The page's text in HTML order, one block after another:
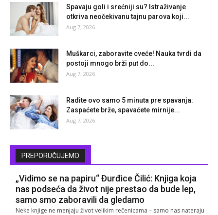
Spavaju goli i srećniji su? Istraživanje
otkriva neočekivanu tajnu parova koji...
Aug 7, 2026
Muškarci, zaboravite cveće! Nauka tvrdi da
postoji mnogo brži put do...
Aug 7, 2026
Radite ovo samo 5 minuta pre spavanja:
Zaspaćete brže, spavaćete mirnije...
Aug 7, 2026
PREPORUČUJEMO
„Vidimo se na papiru“ Đurđice Čilić: Knjiga koja
nas podseća da život nije prestao da bude lep,
samo smo zaboravili da gledamo
Neke knjige ne menjaju život velikim rečenicama – samo nas nateraju